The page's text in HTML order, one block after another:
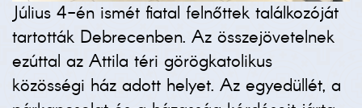
Július 4-én ismét fiatal felnőttek találkozóját
tartották Debrecenben. Az összejövetelnek
ezúttal az Attila téri görögkatolikus
közösségi ház adott helyet. Az egyedüllét, a